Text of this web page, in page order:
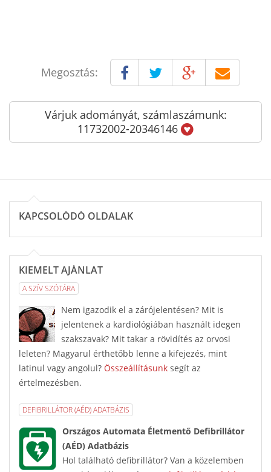
Megosztás:
Várjuk adományát, számlaszámunk:
11732002-20346146
KAPCSOLÓDÓ OLDALAK
KIEMELT AJÁNLAT
A SZÍV SZÓTÁRA
Nem igazodik el a zárójelentésen? Mit is
jelentenek a kardiológiában használt idegen
szakszavak? Mit takar a rövidítés az orvosi
leleten? Magyarul érthetőbb lenne a kifejezés, mint
latinul vagy angolul? Összeállításunk segít az
értelmezésben.
DEFIBRILLÁTOR (AÉD) ADATBÁZIS
Országos Automata Életmentő Defibrillátor
(AÉD) Adatbázis
Hol található defibrillátor? Van a közelemben